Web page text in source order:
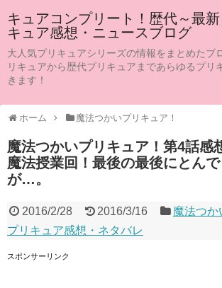
キュアコンプリート！歴代～最新
キュア感想・ニュースブログ
大人気プリキュアシリーズの情報をまとめたブ
リキュアから歴代プリキュアまであらゆるプリ
きます！
ホーム 魔法つかいプリキュア！
魔法つかいプリキュア！第4話
魔法授業回！最後の最後にとん
が…。
2016/2/28 2016/3/16 魔法つか
プリキュア感想・ネタバレ
スポンサーリンク